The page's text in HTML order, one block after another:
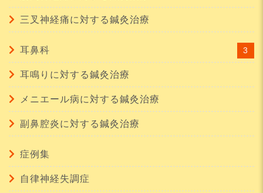
三叉神経痛に対する鍼灸治療
耳鼻科 3
耳鳴りに対する鍼灸治療
メニエール病に対する鍼灸治療
副鼻腔炎に対する鍼灸治療
症例集
自律神経失調症